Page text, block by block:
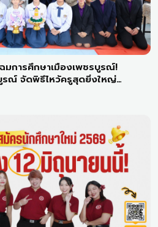
ฉมการศึกษาเมืองเพชรบูรณ์!
รณ์ จัดพิธีไหว้ครูสุดยิ่งใหญ่
ตรพรีเมียมเพื่อเด็กแห่งอนาคต —